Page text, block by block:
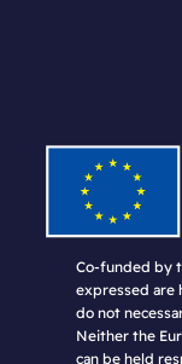
Co-funded by
expressed are
do not
Neither the
can be held